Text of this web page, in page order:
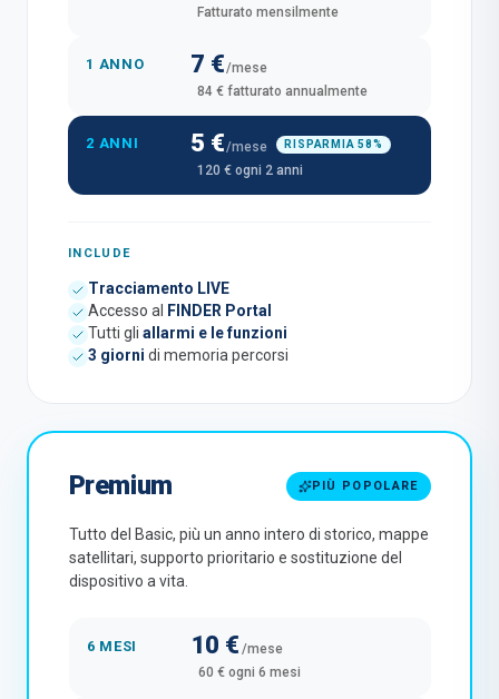
Fatturato mensilmente
1 ANNO 7 €/mese
84 € fatturato annualmente
2 ANNI 5 €/mese RISPARMIA 58%
120 € ogni 2 anni
INCLUDE
Tracciamento LIVE
Accesso al FINDER Portal
Tutti gli allarmi e le funzioni
3 giorni di memoria percorsi
Premium PIÙ POPOLARE
Tutto del Basic, più un anno intero di storico, mappe
satellitari, supporto prioritario e sostituzione del
dispositivo a vita.
6 MESI 10 € /mese
60 € ogni 6 mesi